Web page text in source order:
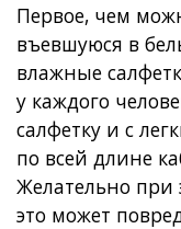
Первое, чем
въевшуюся в
влажные
у каждого
салфетку и с
по всей длине
Желательно при
это может